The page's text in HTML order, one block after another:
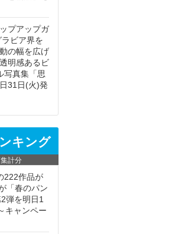
プアップガ
ビア界を
の幅を広げ
明感あるビ
写真集「思
31日(火)発
キング
集計分
222作品が
「春のパン
弾を明日1
キャンペー